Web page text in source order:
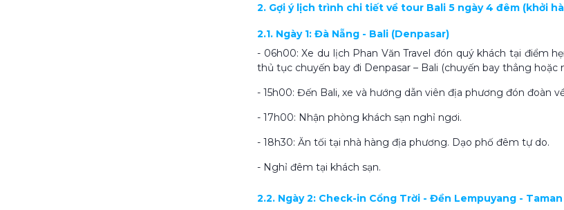
2. Gợi ý lịch trình chi tiết về tour Bali 5 ngày 4 đêm (khởi
2.1. Ngày 1: Đà Nẵng - Bali (Denpasar)
- 06h00: Xe du lịch Phan Văn Travel đón quý khách tại điểm
thủ tục chuyến bay đi Denpasar – Bali (chuyến bay thẳng hoặc
- 15h00: Đến Bali, xe và hướng dẫn viên địa phương đón đoàn
- 17h00: Nhận phòng khách sạn nghỉ ngơi.
- 18h30: Ăn tối tại nhà hàng địa phương. Dạo phố đêm tự do.
- Nghỉ đêm tại khách sạn.
2.2. Ngày 2: Check-in Cổng Trời - Đền Lempuyang -